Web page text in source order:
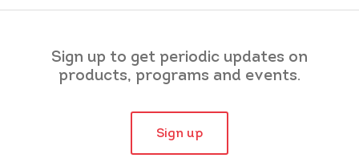
Sign up to get periodic updates on
products, programs and events.
Sign up